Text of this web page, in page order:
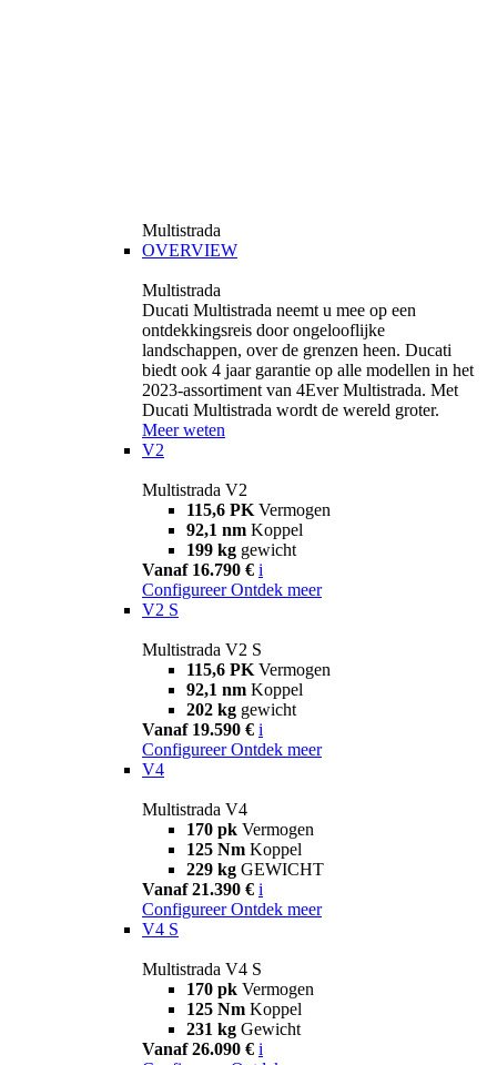
Multistrada
OVERVIEW
Multistrada
Ducati Multistrada neemt u mee op een
ontdekkingsreis door ongelooflijke
landschappen, over de grenzen heen. Ducati
biedt ook 4 jaar garantie op alle modellen in het
2023-assortiment van 4Ever Multistrada. Met
Ducati Multistrada wordt de wereld groter.
Meer weten
V2
Multistrada V2
115,6 PK Vermogen
92,1 nm Koppel
199 kg gewicht
Vanaf 16.790 € i
Configureer Ontdek meer
V2 S
Multistrada V2 S
115,6 PK Vermogen
92,1 nm Koppel
202 kg gewicht
Vanaf 19.590 € i
Configureer Ontdek meer
V4
Multistrada V4
170 pk Vermogen
125 Nm Koppel
229 kg GEWICHT
Vanaf 21.390 € i
Configureer Ontdek meer
V4 S
Multistrada V4 S
170 pk Vermogen
125 Nm Koppel
231 kg Gewicht
Vanaf 26.090 € i